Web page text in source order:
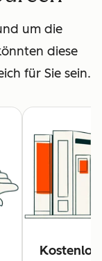
um die
diese
für Sie sein.